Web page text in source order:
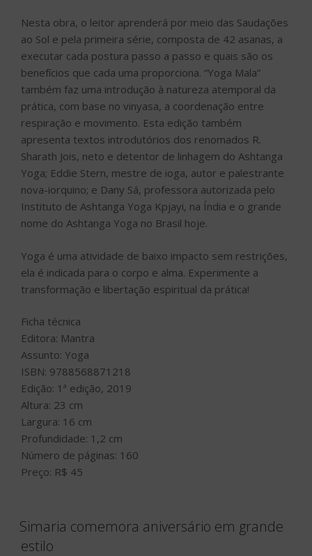
Nesta obra, o leitor aprenderá por meio das Saudações
ao Sol e pela primeira série, composta de 42 asanas, a
executar cada postura passo a passo e quais são os
benefícios que cada uma proporciona. “Yoga Mala”
também faz uma introdução à natureza atemporal da
prática, com base no vinyasa, a coordenação entre
respiração e movimento. Esta edição também
apresenta textos introdutórios dos renomados R.
Sharath Jois, neto e detentor de linhagem do Ashtanga
Yoga; Eddie Stern, mestre de ioga, autor e palestrante
nova-iorquino; e Dany Sá, professora autorizada pelo
Instituto de Ashtanga Yoga Kpjayi, na Índia e o grande
nome do Ashtanga Yoga no Brasil hoje.
Yoga é uma atividade de baixo impacto sem restrições,
ela é indicada para o corpo e alma. Experimente a
transformação e libertação espiritual da prática!
Ficha técnica
Editora: Mantra
Assunto: Yoga
ISBN: 9788568871218
Edição: 1ª edição, 2019
Altura: 23 cm
Largura: 16 cm
Profundidade: 1,2 cm
Número de páginas: 160
Preço: R$ 45
Simaria comemora aniversário em grande
estilo